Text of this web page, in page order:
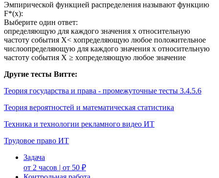
Эмпирической функцией распределения называют функцию
F*(x):
Выберите один ответ:
определяющую для каждого значения x относительную
частоту события X< xопределяющую любое положительное
числоопределяющую для каждого значения x относительную
частоту события X ≥ xопределяющую любое значение
Другие тесты Витте:
Теория государства и права - промежуточные тесты 3.4.5.6
Теория вероятностей и математическая статистика
Техника и технологии рекламного видео ИТ
Трудовое право ИТ
Задача
от 2 часов | от 50 ₽